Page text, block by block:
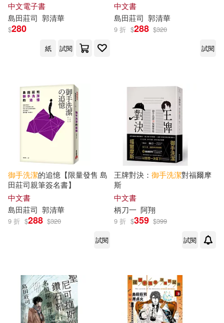
可新加坡店取(13)
可菲律賓店取(13)
電子書 (可複選)
適合手機平板閱讀(1)
適合平板閱讀(3)
其他 (可複選)
現在可購買商品(5)
中文電子書
島田莊司 郭清華
$280
紙 試閱
中文書
島田莊司 郭清華
9 折 $288 $320
試閱
御手洗潔的追憶【限量發售 島
田莊司親筆簽名書】
中文書
島田莊司 郭清華
9 折 $288 $320
試閱
王牌對決： 御手洗潔對福爾摩
斯
中文書
柄刀一 阿翔
9 折 $359 $399
試閱